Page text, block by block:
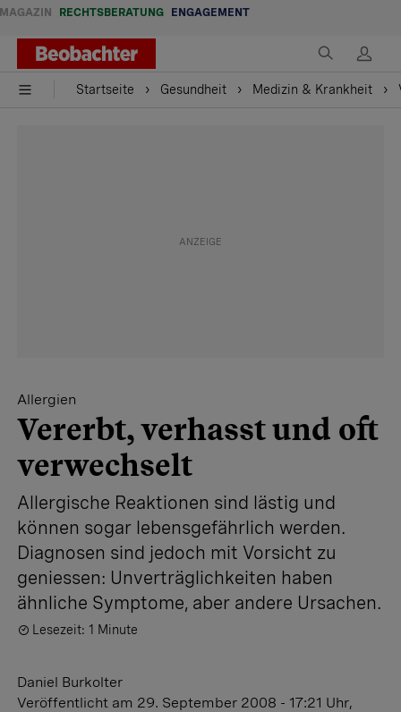
MAGAZIN RECHTSBERATUNG ENGAGEMENT
Startseite Gesundheit Medizin & Krankheit
Allergien
Vererbt, verhasst und oft
verwechselt
Allergische Reaktionen sind lästig und
können sogar lebensgefährlich werden.
Diagnosen sind jedoch mit Vorsicht zu
geniessen: Unverträglichkeiten haben
ähnliche Symptome, aber andere Ursachen.
Lesezeit: 1 Minute
Daniel Burkolter
Veröffentlicht am 29. September 2008 - 17:21 Uhr,